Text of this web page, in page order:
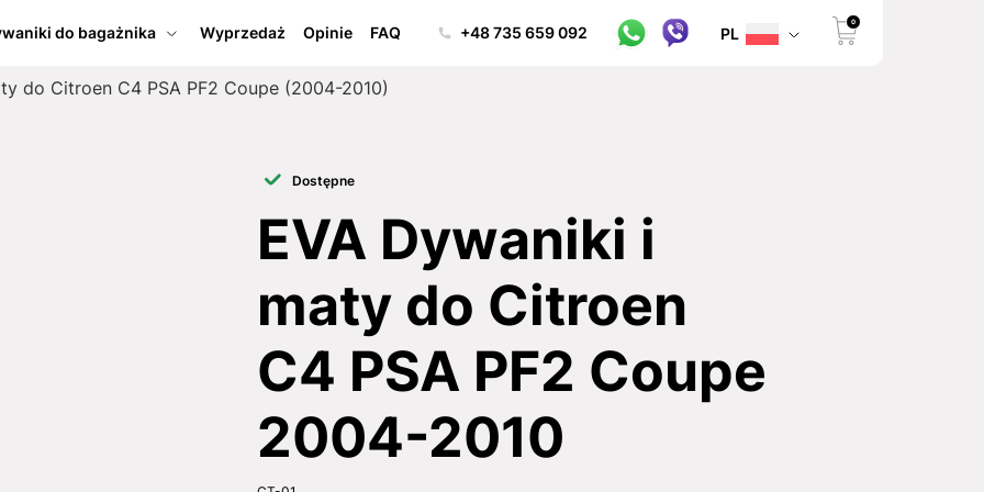
do bagażnika Wyprzedaż Opinie FAQ +48 735 659 092 PL
0
do Citroen C4 PSA PF2 Coupe (2004-2010)
Dostępne
EVA Dywaniki i
maty do Citroen
C4 PSA PF2 Coupe
2004-2010